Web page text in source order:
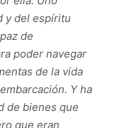
y del espíritu
de
poder navegar
de la vida
Y ha
de bienes que
que eran